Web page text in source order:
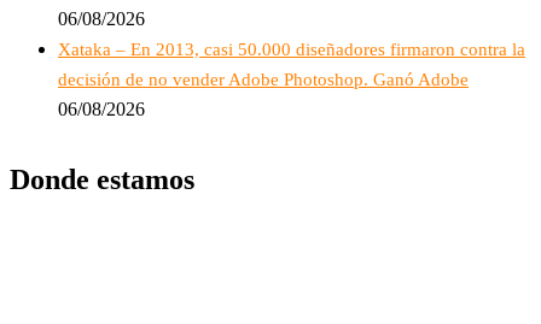
06/08/2026
Xataka – En 2013, casi 50.000 diseñadores firmaron contra la
decisión de no vender Adobe Photoshop. Ganó Adobe
06/08/2026
Donde estamos